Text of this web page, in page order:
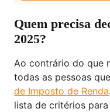
Quem precisa
2025?
Ao contrário do que
todas as pessoas
de Imposto de Renda
lista de critérios